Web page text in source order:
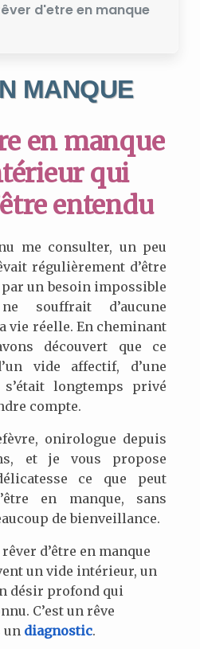
d'etre en manque
MANQUE
en manque
qui
entendu
me consulter, un peu
régulièrement d’être
par un besoin impossible
souffrait d’aucune
vie réelle. En cheminant
découvert que ce
vide affectif, d’une
longtemps privé
compte.
onirologue depuis
et je vous propose
ce que peut
en manque, sans
de bienveillance.
d’être en manque
un vide intérieur, un
désir profond qui
C’est un rêve
un diagnostic.